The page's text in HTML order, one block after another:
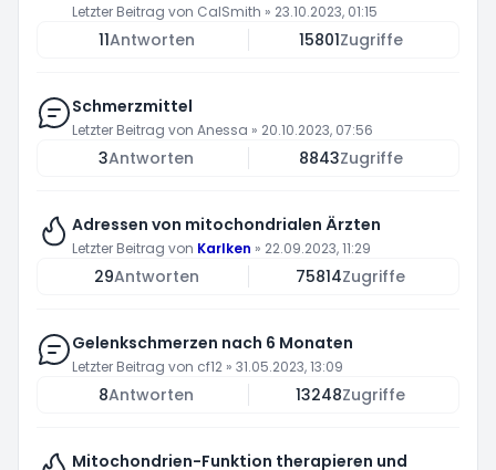
Letzter Beitrag von CalSmith » 23.10.2023, 01:15
11Antworten 15801Zugriffe
Schmerzmittel
Letzter Beitrag von Anessa » 20.10.2023, 07:56
3Antworten 8843Zugriffe
Adressen von mitochondrialen Ärzten
Letzter Beitrag von Karlken » 22.09.2023, 11:29
29Antworten 75814Zugriffe
Gelenkschmerzen nach 6 Monaten
Letzter Beitrag von cf12 » 31.05.2023, 13:09
8Antworten 13248Zugriffe
Mitochondrien-Funktion therapieren und